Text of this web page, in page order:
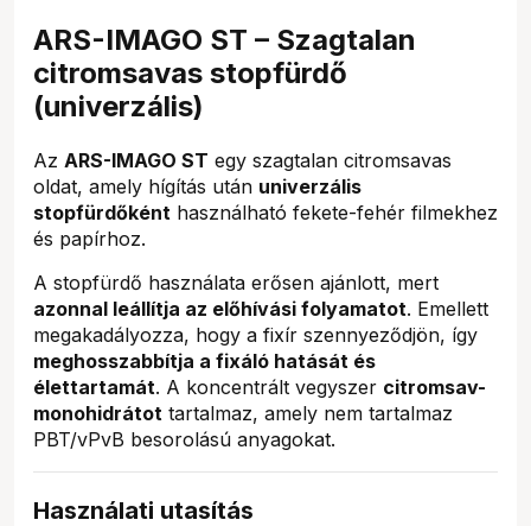
ARS-IMAGO ST – Szagtalan
citromsavas stopfürdő
(univerzális)
Az ARS-IMAGO ST egy szagtalan citromsavas
oldat, amely hígítás után univerzális
stopfürdőként használható fekete-fehér filmekhez
és papírhoz.
A stopfürdő használata erősen ajánlott, mert
azonnal leállítja az előhívási folyamatot. Emellett
megakadályozza, hogy a fixír szennyeződjön, így
meghosszabbítja a fixáló hatását és
élettartamát. A koncentrált vegyszer citromsav-
monohidrátot tartalmaz, amely nem tartalmaz
PBT/vPvB besorolású anyagokat.
Használati utasítás